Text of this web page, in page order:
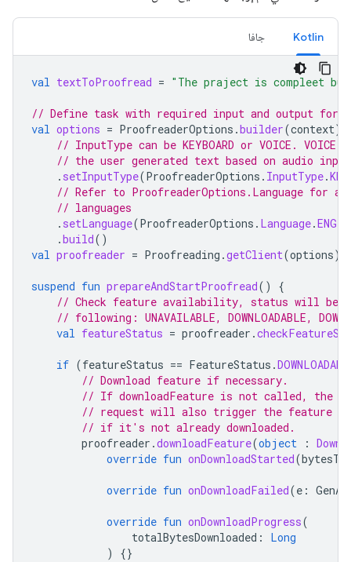
Kotlin جافا
val textToProofread = "The praject is compleet
// Define task with required input and output
val options = ProofreaderOptions .builder(context)
// InputType can be KEYBOARD or VOICE.
// the user generated text based on audio
. setInputType(ProofreaderOptions . InputType.
// Refer to ProofreaderOptions.Language for
// languages
. setLanguage(ProofreaderOptions . Language.
.build()
val proofreader = Proofreading .getClient(options)
suspend fun prepareAndStartProofread()
{
// Check feature availability, status will be
// following: UNAVAILABLE, DOWNLOADABLE,
val featureStatus = proofreader .
if (featureStatus == FeatureStatus .
// Download feature if necessary.
// If downloadFeature is not called, the
// request will also trigger the feature to
// if it's not already downloaded.
proofreader .downloadFeature(object :
override fun onDownloadStarted(
override fun onDownloadFailed(e :
override fun onDownloadProgress(
totalBytesDownloaded :
Long
)
{}